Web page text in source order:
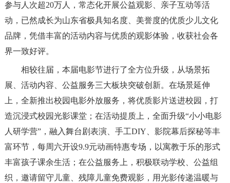
参与人次超20万人，常态化开展公益观影、亲子互动等活
动，已然成长为山东省极具知名度、美誉度的优质少儿文化
品牌，凭借丰富的活动内容与优质的观影体验，收获社会各
界一致好评。
相较往届，本届电影节进行了全方位升级，从场景拓
展、活动内容、公益服务三大板块突破创新。在场景延伸
上，全新推出校园电影外放服务，将优质影片送进校园，打
造沉浸式校园光影课堂；在活动提质上，全面升级“小小电影
人研学营”，融入舞台剧表演、手工DIY、影院幕后探秘等丰
富环节，每周六开设9.9元动画特惠专场，以寓教于乐的形式
丰富孩子课余生活；在公益服务上，积极联动学校、公益组
织，邀请留守儿童、残障儿童免费观影，用光影传递温暖与